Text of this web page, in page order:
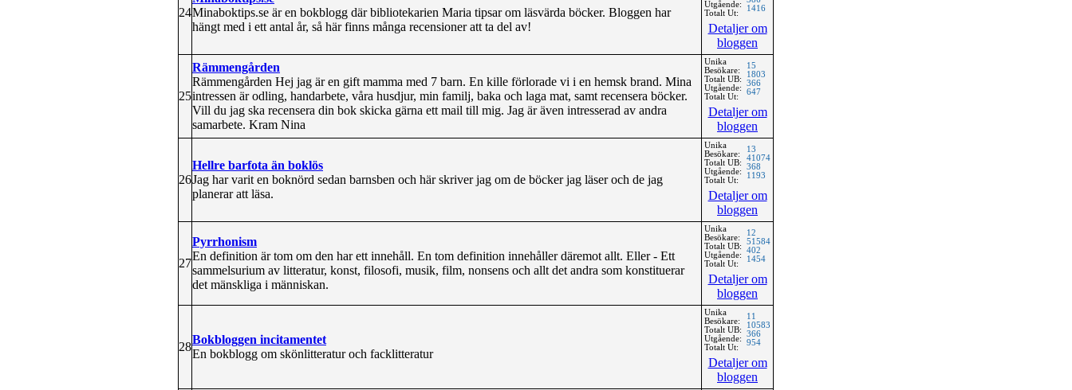
24Minaboktips.se är en bokblogg där bibliotekarien Maria tipsar om läsvärda böcker. Bloggen har
hängt med i ett antal år, så här finns många recensioner att ta del av!
Utgående:
Totalt Ut:
1416
Detaljer om
bloggen
25
Rämmengården
Rämmengården Hej jag är en gift mamma med 7 barn. En kille förlorade vi i en hemsk brand. Mina
intressen är odling, handarbete, våra husdjur, min familj, baka och laga mat, samt recensera böcker.
Vill du jag ska recensera din bok skicka gärna ett mail till mig. Jag är även intresserad av andra
samarbete. Kram Nina
Unika
Besökare:
Totalt UB:
Utgående:
Totalt Ut:
15
1803
366
647
Detaljer om
bloggen
26
Hellre barfota än boklös
Jag har varit en boknörd sedan barnsben och här skriver jag om de böcker jag läser och de jag
planerar att läsa.
Unika
Besökare:
Totalt UB:
Utgående:
Totalt Ut:
13
41074
368
1193
Detaljer om
bloggen
27
Pyrrhonism
En definition är tom om den har ett innehåll. En tom definition innehåller däremot allt. Eller - Ett
sammelsurium av litteratur, konst, filosofi, musik, film, nonsens och allt det andra som konstituerar
det mänskliga i människan.
Unika
Besökare:
Totalt UB:
Utgående:
Totalt Ut:
12
51584
402
1454
Detaljer om
bloggen
28
Bokbloggen incitamentet
En bokblogg om skönlitteratur och facklitteratur
Unika
Besökare:
Totalt UB:
Utgående:
Totalt Ut:
11
10583
366
954
Detaljer om
bloggen